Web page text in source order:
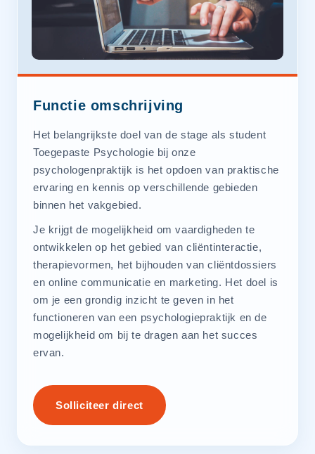
Functie omschrijving
Het belangrijkste doel van de stage als student
Toegepaste Psychologie bij onze
psychologenpraktijk is het opdoen van praktische
ervaring en kennis op verschillende gebieden
binnen het vakgebied.
Je krijgt de mogelijkheid om vaardigheden te
ontwikkelen op het gebied van cliëntinteractie,
therapievormen, het bijhouden van cliëntdossiers
en online communicatie en marketing. Het doel is
om je een grondig inzicht te geven in het
functioneren van een psychologiepraktijk en de
mogelijkheid om bij te dragen aan het succes
ervan.
Solliciteer direct